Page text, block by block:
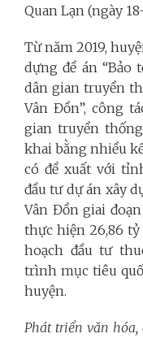
Quan Lạn (ngày
Từ năm 2019,
dựng đề án “Bảo
dân gian truyền
Vân Đồn”, công
gian truyền
khai bằng nhiều
có đề xuất với
đầu tư dự án xây
Vân Đồn giai
thực hiện 26,86 tỷ
hoạch đầu tư
trình mục tiêu
huyện.
Phát triển văn